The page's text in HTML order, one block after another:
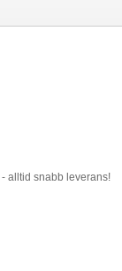
alltid snabb leverans!